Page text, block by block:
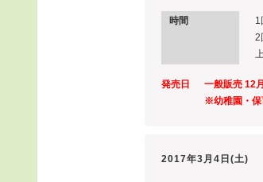
時間 1
2
発売日
一般販売 12
※幼稚園・保
2017年3月4日(土)